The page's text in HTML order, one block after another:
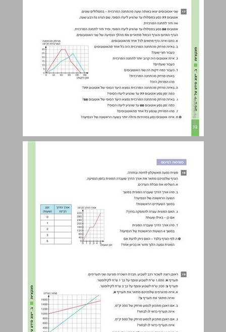
מחשבים ולא רק... ... 24